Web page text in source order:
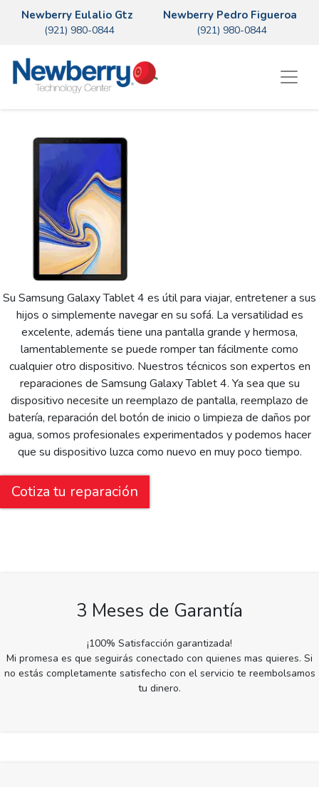
Newberry Eulalio Gtz
(921) 980-0844
Newberry Pedro Figueroa
(921) 980-0844
Su Samsung Galaxy Tablet 4 es útil para viajar, entretener a sus
hijos o simplemente navegar en su sofá. La versatilidad es
excelente, además tiene una pantalla grande y hermosa,
lamentablemente se puede romper tan fácilmente como
cualquier otro dispositivo. Nuestros técnicos son expertos en
reparaciones de Samsung Galaxy Tablet 4. Ya sea que su
dispositivo necesite un reemplazo de pantalla, reemplazo de
batería, reparación del botón de inicio o limpieza de daños por
agua, somos profesionales experimentados y podemos hacer
que su dispositivo luzca como nuevo en muy poco tiempo.
Cotiza tu reparación
3 Meses de Garantía
¡100% Satisfacción garantizada!
Mi promesa es que seguirás conectado con quienes mas quieres. Si
no estás completamente satisfecho con el servicio te reembolsamos
tu dinero.